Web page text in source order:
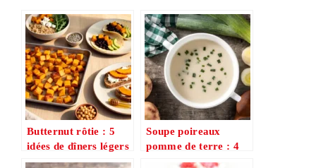
Butternut rôtie : 5
idées de dîners légers
en 30 minutes
Soupe poireaux
pomme de terre : 4
variantes